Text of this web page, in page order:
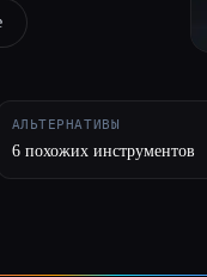
АЛЬТЕРНАТИВЫ
6 похожих инструментов